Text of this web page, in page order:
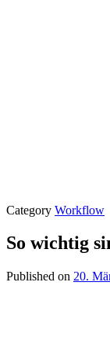
Category Workflow
So wichtig
Published on 20.